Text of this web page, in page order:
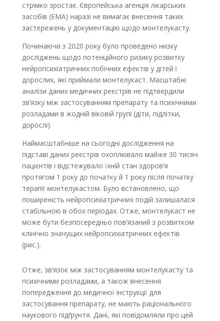
стрімко зростає. Європейська агенція лікарських
засобів (EMA) наразі не вимагає внесення таких
засте­режень у документацію щодо монтелукасту.
Починаючи з 2020 року було проведено низку
досліджень щодо потенційного ризику розвитку
нейропсихіатричних побічних ефектів у дітей і
дорослих, які приймали монтелукаст. Масштабні
аналізи даних медичних реєстрів не підтвердили
зв’язку між застосуванням препарату та психічними
розладами в жодній віковій групі (діти, підлітки,
дорослі).
Наймасштабніше на сьогодні дослідження на
підставі даних реєстрів охоплювало майже 30 тисяч
пацієнтів і відстежувало їхній стан здоров’я
протягом 1 року до початку й 1 року після початку
терапії монтелукастом. Було встановлено, що
поширеність нейропсихіатричних подій залишалася
стабільною в обох періодах. Отже, монтелукаст не
може бути безпосередньо пов’язаний з розвитком
клінічно значущих нейропсихіатричних ефектів
(рис.).
Отже, зв’язок між застосуванням монтелукасту та
психічними розладами, а також внесення
попередження до медичної інструкції для
застосування препарату, не мають раціонального
наукового підґрунтя. Дані, які повідомляли про цей